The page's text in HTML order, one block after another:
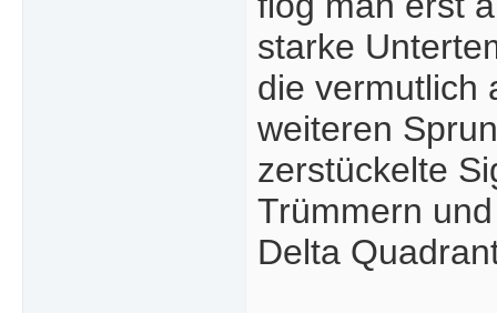
starke
die vermutlich
weiteren
zerstückelte
Trümmern
Delta